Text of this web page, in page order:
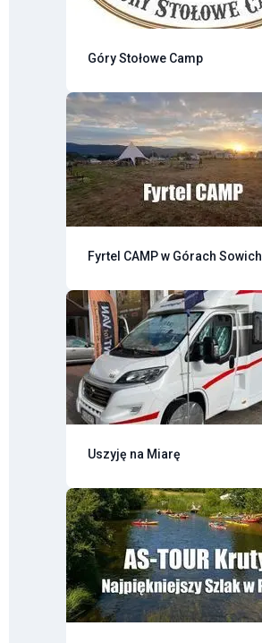
Góry Stołowe Camp
Fyrtel CAMP w Górach Sowich
Uszyję na Miarę